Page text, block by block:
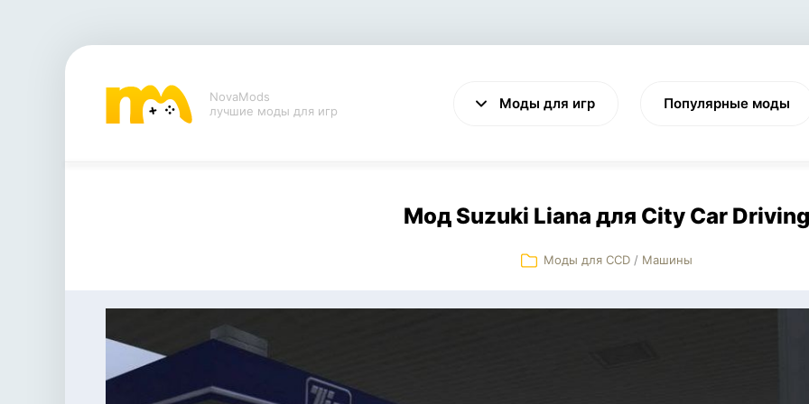
NovaMods
лучшие моды для игр
Моды для игр
VALHEIM CYBERPUNK 2077
Популярные моды
Мод Suzuki Liana для City Car Driving
Моды для CCD / Машины